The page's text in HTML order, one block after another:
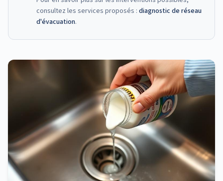
consultez les services proposés : diagnostic de réseau
d'évacuation.